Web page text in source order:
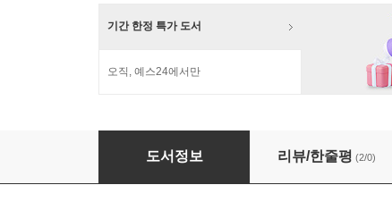
기간 한정 특가 도서
오직, 예스24에서만
쓰리 스크린과 소셜 티비 3 Screen & Social TV
도서정보 리뷰/한줄평 (2/0)